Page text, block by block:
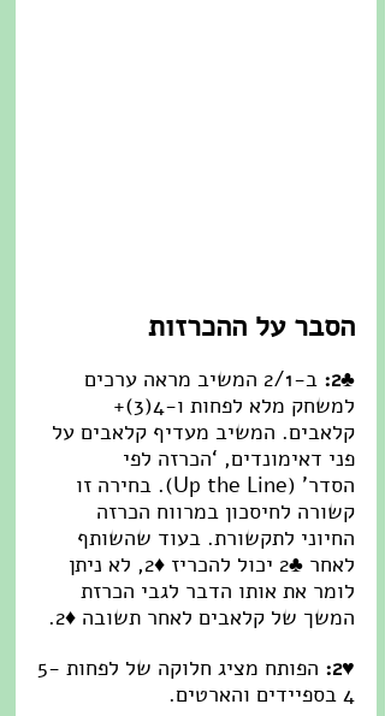
הסבר על ההכרזות
♣2:
ב-2/1 המשיב מראה ערכים
למשחק מלא לפחות ו-4(3)+
קלאבים. המשיב מעדיף קלאבים על
פני דאימונדים, ‘הכרזה לפי
הסדר’ (Up the Line). בחירה זו
קשורה לחיסכון במרווח הכרזה
החיוני לתקשורת. בעוד שהשותף
לאחר ♣2 יכול להכריז ♦2, לא ניתן
לומר את אותו הדבר לגבי הכרזת
המשך של קלאבים לאחר תשובה ♦2.
♥2:
הפותח מציג חלוקה של לפחות 5-
4 בספיידים והארטים.